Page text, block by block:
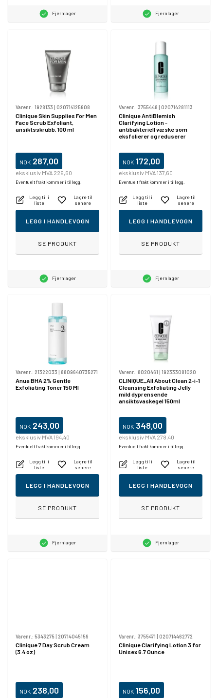
Fjernlager Fjernlager
Varenr.: 1928133 | 020714125608
Clinique Skin Supplies For Men
Face Scrub Exfoliant,
ansiktsskrubb, 100 ml
NOK 287,00
eksklusiv MVA 229,60
Eventuelt frakt kommer i tillegg.
Legg til i
liste
Lagre til
senere
LEGG I HANDLEVOGN
SE PRODUKT
Fjernlager
Varenr.: 3755448 | 020714281113
Clinique AntiBlemish
Clarifying Lotion -
antibakteriell væske som
eksfolierer og reduserer
NOK 172,00
eksklusiv MVA 137,60
Eventuelt frakt kommer i tillegg.
Legg til i
liste
Lagre til
senere
LEGG I HANDLEVOGN
SE PRODUKT
Fjernlager
Varenr.: 21322033 | 8809640735271
Anua BHA 2% Gentle
Exfoliating Toner 150 Ml
NOK 243,00
eksklusiv MVA 194,40
Eventuelt frakt kommer i tillegg.
Legg til i
liste
Lagre til
senere
LEGG I HANDLEVOGN
SE PRODUKT
Fjernlager
Varenr.: 8020461 | 192333081020
CLINIQUE_All About Clean 2-i-1
Cleansing Exfoliating Jelly
mild dyprensende
ansiktsvaskegel 150ml
NOK 348,00
eksklusiv MVA 278,40
Eventuelt frakt kommer i tillegg.
Legg til i
liste
Lagre til
senere
LEGG I HANDLEVOGN
SE PRODUKT
Fjernlager
Varenr.: 5343275 20714045159
Clinique 7 Day Scrub Cream
(3.4 oz)
NOK 238,00
Varenr.: 3755471 020714462772
Clinique Clarifying Lotion 3 for
Unisex 6.7 Ounce
NOK 156,00